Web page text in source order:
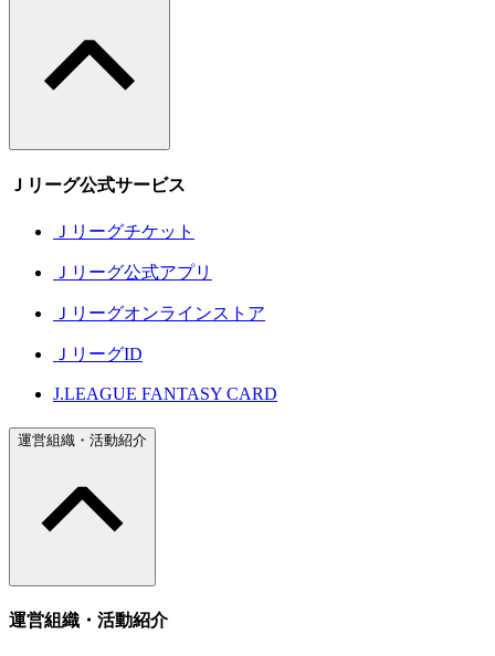
Ｊリーグ公式サービス
Ｊリーグチケット
Ｊリーグ公式アプリ
Ｊリーグオンラインストア
ＪリーグID
J.LEAGUE FANTASY CARD
運営組織・活動紹介
運営組織・活動紹介